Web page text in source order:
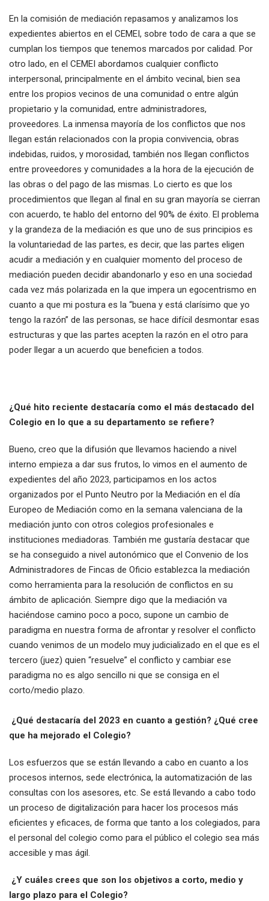
En la comisión de mediación repasamos y analizamos los
expedientes abiertos en el CEMEI, sobre todo de cara a que se
cumplan los tiempos que tenemos marcados por calidad. Por
otro lado, en el CEMEI abordamos cualquier conflicto
interpersonal, principalmente en el ámbito vecinal, bien sea
entre los propios vecinos de una comunidad o entre algún
propietario y la comunidad, entre administradores,
proveedores. La inmensa mayoría de los conflictos que nos
llegan están relacionados con la propia convivencia, obras
indebidas, ruidos, y morosidad, también nos llegan conflictos
entre proveedores y comunidades a la hora de la ejecución de
las obras o del pago de las mismas. Lo cierto es que los
procedimientos que llegan al final en su gran mayoría se cierran
con acuerdo, te hablo del entorno del 90% de éxito. El problema
y la grandeza de la mediación es que uno de sus principios es
la voluntariedad de las partes, es decir, que las partes eligen
acudir a mediación y en cualquier momento del proceso de
mediación pueden decidir abandonarlo y eso en una sociedad
cada vez más polarizada en la que impera un egocentrismo en
cuanto a que mi postura es la “buena y está clarísimo que yo
tengo la razón” de las personas, se hace difícil desmontar esas
estructuras y que las partes acepten la razón en el otro para
poder llegar a un acuerdo que beneficien a todos.
¿Qué hito reciente destacaría como el más destacado del
Colegio en lo que a su departamento se refiere?
Bueno, creo que la difusión que llevamos haciendo a nivel
interno empieza a dar sus frutos, lo vimos en el aumento de
expedientes del año 2023, participamos en los actos
organizados por el Punto Neutro por la Mediación en el día
Europeo de Mediación como en la semana valenciana de la
mediación junto con otros colegios profesionales e
instituciones mediadoras. También me gustaría destacar que
se ha conseguido a nivel autonómico que el Convenio de los
Administradores de Fincas de Oficio establezca la mediación
como herramienta para la resolución de conflictos en su
ámbito de aplicación. Siempre digo que la mediación va
haciéndose camino poco a poco, supone un cambio de
paradigma en nuestra forma de afrontar y resolver el conflicto
cuando venimos de un modelo muy judicializado en el que es el
tercero (juez) quien “resuelve” el conflicto y cambiar ese
paradigma no es algo sencillo ni que se consiga en el
corto/medio plazo.
¿Qué destacaría del 2023 en cuanto a gestión? ¿Qué cree
que ha mejorado el Colegio?
Los esfuerzos que se están llevando a cabo en cuanto a los
procesos internos, sede electrónica, la automatización de las
consultas con los asesores, etc. Se está llevando a cabo todo
un proceso de digitalización para hacer los procesos más
eficientes y eficaces, de forma que tanto a los colegiados, para
el personal del colegio como para el público el colegio sea más
accesible y mas ágil.
¿Y cuáles crees que son los objetivos a corto, medio y
largo plazo para el Colegio?